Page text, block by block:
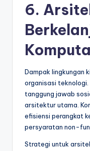
6.
Dampak lingkungan
organisasi teknologi.
tanggung jawab
arsitektur utama.
efisiensi perangkat
persyaratan non-
Strategi untuk